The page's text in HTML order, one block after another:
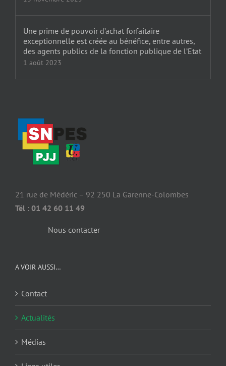
Une prime de pouvoir d’achat forfaitaire
exceptionnelle est créée au bénéfice, entre autres,
des agents publics de la fonction publique de l’Etat
1 août 2023
21 rue de Médéric – 92 250 La Garenne-Colombes
Tél : 01 42 60 11 49
Nous contacter
A VOIR AUSSI…
Contact
Actualités
Médias